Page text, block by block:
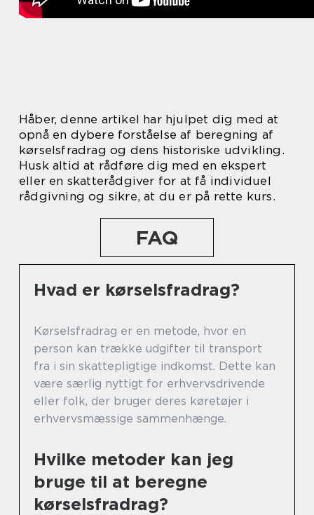
Håber, denne artikel har hjulpet dig med at
opnå en dybere forståelse af beregning af
kørselsfradrag og dens historiske udvikling.
Husk altid at rådføre dig med en ekspert
eller en skatterådgiver for at få individuel
rådgivning og sikre, at du er på rette kurs.
FAQ
Hvad er kørselsfradrag?
Kørselsfradrag er en metode, hvor en
person kan trække udgifter til transport
fra i sin skattepligtige indkomst. Dette kan
være særlig nyttigt for erhvervsdrivende
eller folk, der bruger deres køretøjer i
erhvervsmæssige sammenhænge.
Hvilke metoder kan jeg
bruge til at beregne
kørselsfradrag?